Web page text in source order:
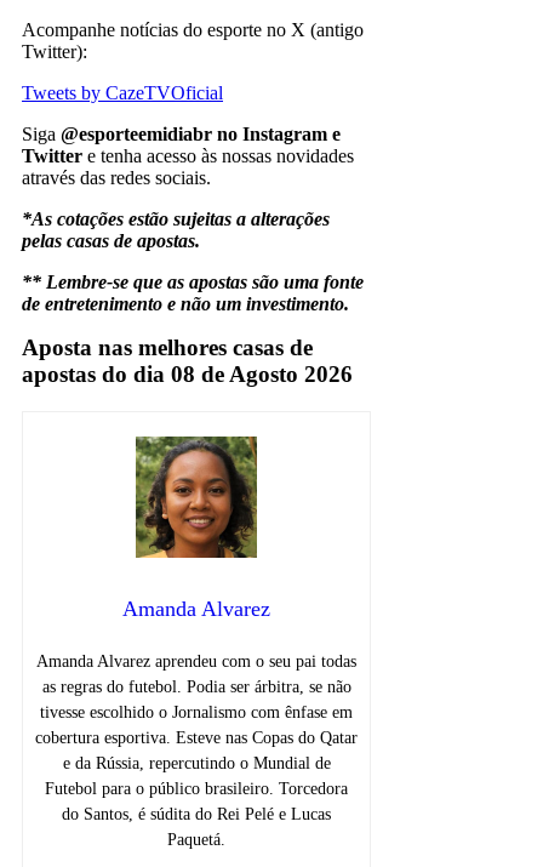
Acompanhe notícias do esporte no X (antigo
Twitter):
Tweets by CazeTVOficial
Siga @esporteemidiabr no Instagram e
Twitter e tenha acesso às nossas novidades
através das redes sociais.
*As cotações estão sujeitas a alterações
pelas casas de apostas.
** Lembre-se que as apostas são uma fonte
de entretenimento e não um investimento.
Aposta nas melhores casas de
apostas do dia 08 de Agosto 2026
Amanda Alvarez
Amanda Alvarez aprendeu com o seu pai todas
as regras do futebol. Podia ser árbitra, se não
tivesse escolhido o Jornalismo com ênfase em
cobertura esportiva. Esteve nas Copas do Qatar
e da Rússia, repercutindo o Mundial de
Futebol para o público brasileiro. Torcedora
do Santos, é súdita do Rei Pelé e Lucas
Paquetá.